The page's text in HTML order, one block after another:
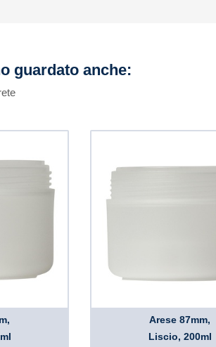
guardato anche:
Arese 87mm,
Liscio, 200ml